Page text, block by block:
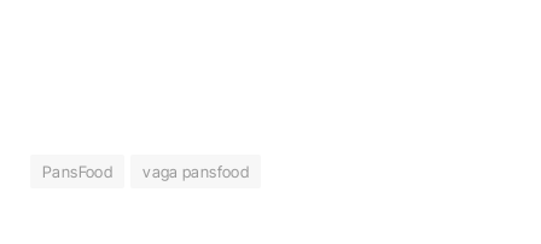
PansFood vaga pansfood